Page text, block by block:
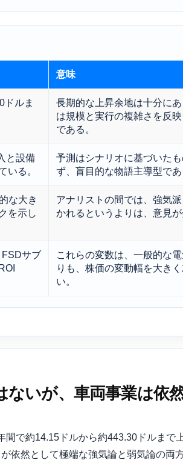
意味
ドルま
長期的な上昇余地は十分に
は規模と実行の複雑さを反
である。
と設備
いる。
予測はシナリオに基づいた
ず、盲目的な物語主導型であ
な大き
を示し
アナリストの間では、強気
かれるというよりは、意見が
サブ
これらの変数は、一般的な
りも、株価の変動幅を大き
い。
いが、車両事業は依
で約14.15ドルから約443.30ドルまで
依然として極端な強気論と弱気論の両